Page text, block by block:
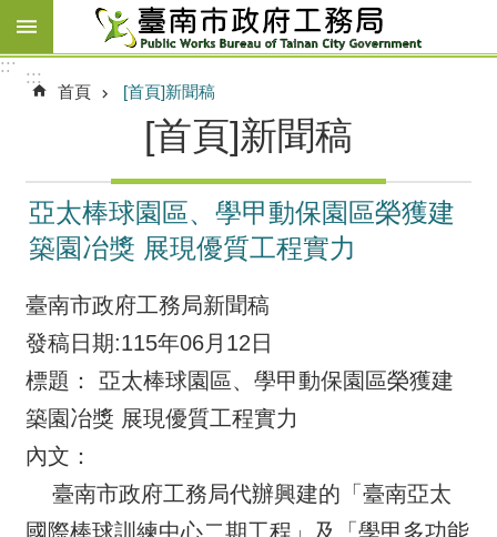
跳到主要內容區塊
:::
:::
首頁 [首頁]新聞稿
[首頁]新聞稿
亞太棒球園區、學甲動保園區榮獲建
築園冶獎 展現優質工程實力
臺南市政府工務局新聞稿
發稿日期:115年06月12日
標題： 亞太棒球園區、學甲動保園區榮獲建
築園冶獎 展現優質工程實力
內文：
臺南市政府工務局代辦興建的「臺南亞太
國際棒球訓練中心二期工程」及「學甲多功能